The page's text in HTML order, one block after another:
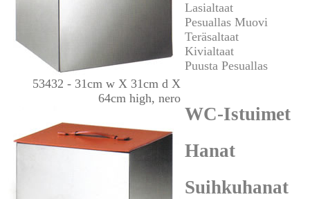
53432 - 31cm w X 31cm d X
64cm high, nero
Lasialtaat
Pesuallas Muovi
Teräsaltaat
Kivialtaat
Puusta Pesuallas
WC-Istuimet
Hanat
Suihkuhanat